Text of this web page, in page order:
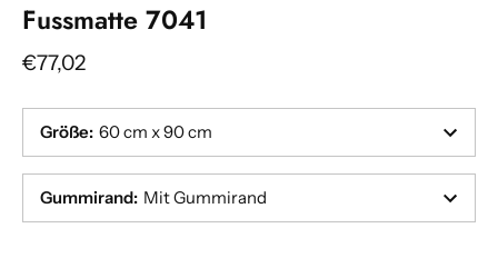
Fussmatte 7041
€77,02
Größe: 60 cm x 90 cm
Gummirand: Mit Gummirand